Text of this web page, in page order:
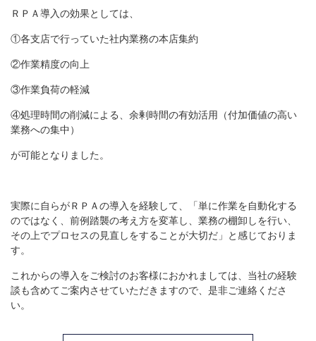
ＲＰＡ導入の効果としては、
①各支店で行っていた社内業務の本店集約
②作業精度の向上
③作業負荷の軽減
④処理時間の削減による、余剰時間の有効活用（付加価値の高い
業務への集中）
が可能となりました。
実際に自らがＲＰＡの導入を経験して、「単に作業を自動化する
のではなく、前例踏襲の考え方を変革し、業務の棚卸しを行い、
その上でプロセスの見直しをすることが大切だ」と感じておりま
す。
これからの導入をご検討のお客様におかれましては、当社の経験
談も含めてご案内させていただきますので、是非ご連絡くださ
い。